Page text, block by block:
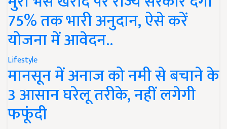
75% तक भारी अनुदान, ऐसे करें
योजना में आवेदन..
Lifestyle
मानसून में अनाज को नमी से बचाने के
3 आसान घरेलू तरीके, नहीं लगेगी
फफूंदी